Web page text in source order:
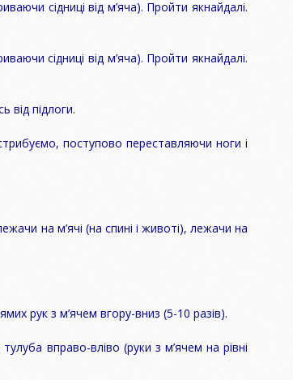
сідниці від м’яча). Пройти якнайдалі.
сідниці від м’яча). Пройти якнайдалі.
підлоги.
поступово переставляючи ноги і
на м’ячі (на спині і животі), лежачи на
рук з м’ячем вгору-вниз (5-10 разів).
вправо-вліво (руки з м’ячем на рівні